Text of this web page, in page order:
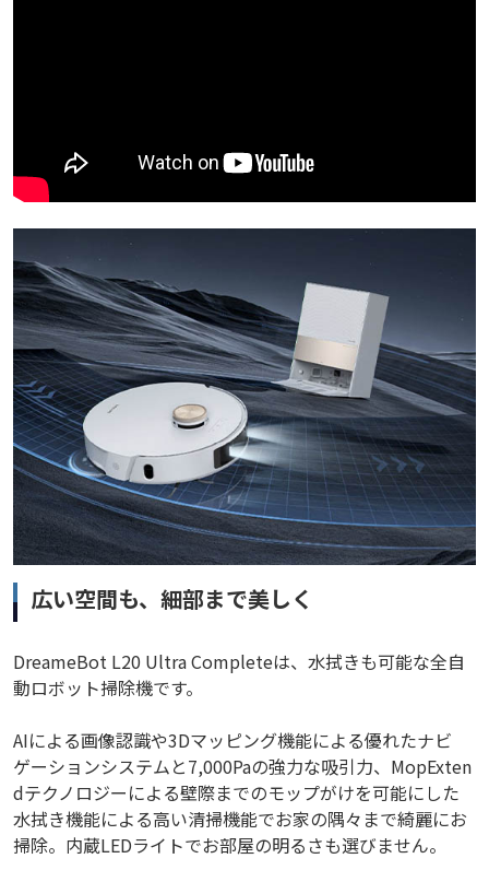
広い空間も、細部まで美しく
DreameBot L20 Ultra Completeは、水拭きも可能な全自
動ロボット掃除機です。
AIによる画像認識や3Dマッピング機能による優れたナビ
ゲーションシステムと7,000Paの強力な吸引力、MopExten
dテクノロジーによる壁際までのモップがけを可能にした
水拭き機能による高い清掃機能でお家の隅々まで綺麗にお
掃除。内蔵LEDライトでお部屋の明るさも選びません。